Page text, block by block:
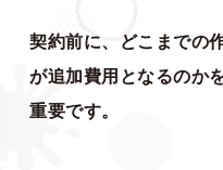
契約前に、どこまでの
が追加費用となるのか
重要です。